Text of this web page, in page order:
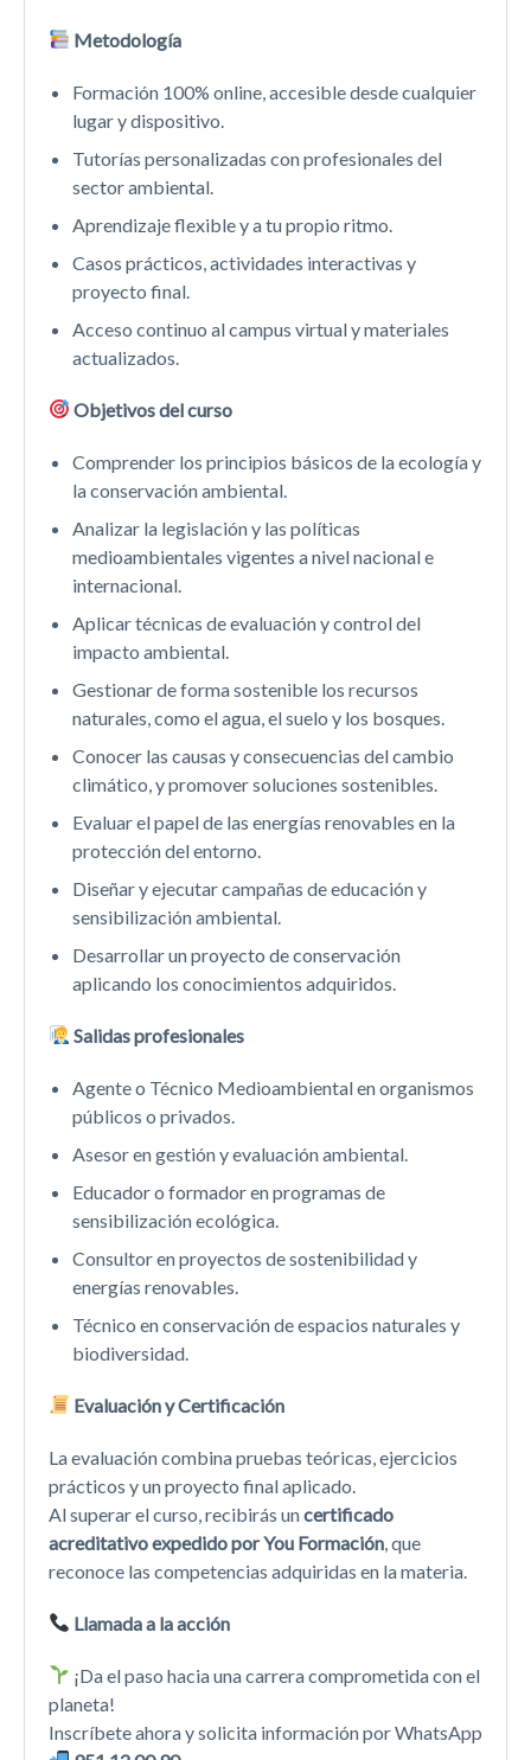
Metodología
Formación 100% online, accesible desde cualquier
lugar y dispositivo.
Tutorías personalizadas con profesionales del
sector ambiental.
Aprendizaje flexible y a tu propio ritmo.
Casos prácticos, actividades interactivas y
proyecto final.
Acceso continuo al campus virtual y materiales
actualizados.
Objetivos del curso
Comprender los principios básicos de la ecología y
la conservación ambiental.
Analizar la legislación y las políticas
medioambientales vigentes a nivel nacional e
internacional.
Aplicar técnicas de evaluación y control del
impacto ambiental.
Gestionar de forma sostenible los recursos
naturales, como el agua, el suelo y los bosques.
Conocer las causas y consecuencias del cambio
climático, y promover soluciones sostenibles.
Evaluar el papel de las energías renovables en la
protección del entorno.
Diseñar y ejecutar campañas de educación y
sensibilización ambiental.
Desarrollar un proyecto de conservación
aplicando los conocimientos adquiridos.
Salidas profesionales
Agente o Técnico Medioambiental en organismos
públicos o privados.
Asesor en gestión y evaluación ambiental.
Educador o formador en programas de
sensibilización ecológica.
Consultor en proyectos de sostenibilidad y
energías renovables.
Técnico en conservación de espacios naturales y
biodiversidad.
Evaluación y Certificación
La evaluación combina pruebas teóricas, ejercicios
prácticos y un proyecto final aplicado.
Al superar el curso, recibirás uncertificado
acreditativo expedido por You Formación , que
reconoce las competencias adquiridas en la materia.
Llamada a la acción
¡Da el paso hacia una carrera comprometida con el
planeta!
Inscríbete ahora y solicita información por WhatsApp